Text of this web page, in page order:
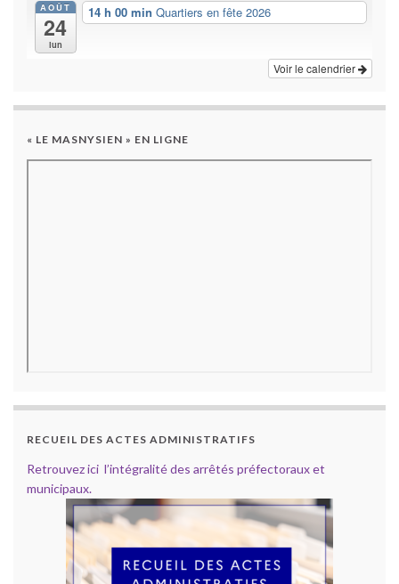
AOÛT
24
lun
14 h 00 min Quartiers en fête 2026
Voir le calendrier
« LE MASNYSIEN » EN LIGNE
RECUEIL DES ACTES ADMINISTRATIFS
Retrouvez ici l’intégralité des arrêtés préfectoraux et
municipaux.